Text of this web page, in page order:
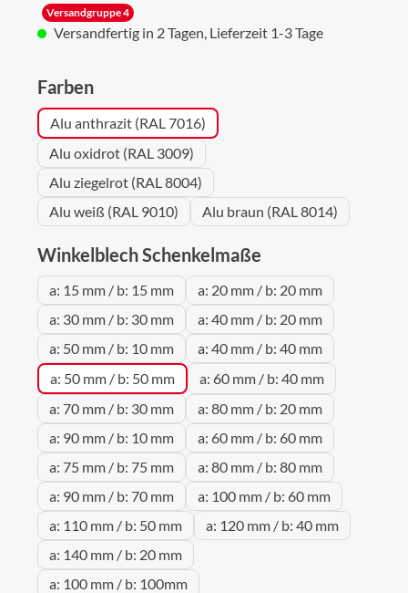
Versandgruppe 4
Versandfertig in 2 Tagen, Lieferzeit 1-3 Tage
Farbenauswählen
Alu anthrazit (RAL 7016)
Alu oxidrot (RAL 3009)
Alu ziegelrot (RAL 8004)
Alu weiß (RAL 9010)
Alu braun (RAL 8014)
Winkelblech Schenkelmaße
a: 15 mm / b: 15 mm
a: 20 mm / b: 20 mm
a: 30 mm / b: 30 mm
a: 40 mm / b: 20 mm
a: 50 mm / b: 10 mm
a: 40 mm / b: 40 mm
a: 50 mm / b: 50 mm
a: 60 mm / b: 40 mm
a: 70 mm / b: 30 mm
a: 80 mm / b: 20 mm
a: 90 mm / b: 10 mm
a: 60 mm / b: 60 mm
a: 75 mm / b: 75 mm
a: 80 mm / b: 80 mm
a: 90 mm / b: 70 mm
a: 100 mm / b: 60 mm
a: 110 mm / b: 50 mm
a: 120 mm / b: 40 mm
a: 140 mm / b: 20 mm
a: 100 mm / b: 100mm